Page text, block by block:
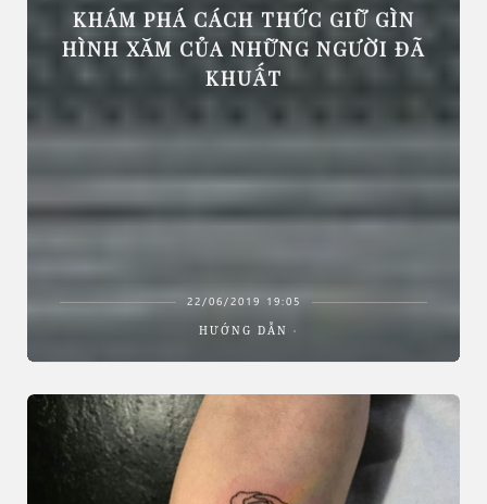
KHÁM PHÁ CÁCH THỨC GIỮ GÌN
HÌNH XĂM CỦA NHỮNG NGƯỜI ĐÃ
KHUẤT
22/06/2019 19:05
HƯỚNG DẪN